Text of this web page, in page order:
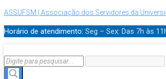
ASSUFSM | Associação dos Servidores da
Horário de atendimento: Seg – Sex: Das 7h às